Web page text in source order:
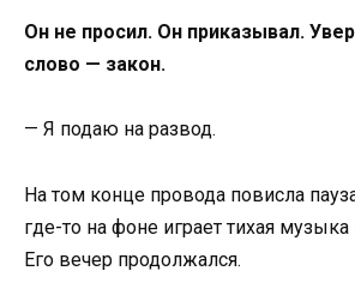
Он не просил. Он приказывал.
слово — закон.
— Я подаю на развод.
На том конце провода повисла
где-то на фоне играет тихая
Его вечер продолжался.